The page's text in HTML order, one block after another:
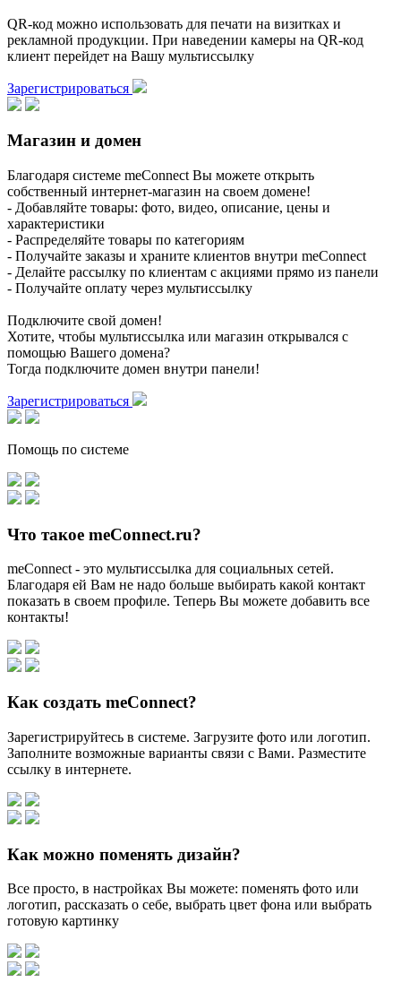
QR-код можно использовать для печати на визитках и
рекламной продукции. При наведении камеры на QR-код
клиент перейдет на Вашу мультиссылку
Зарегистрироваться
Магазин и домен
Благодаря системе meConnect Вы можете открыть
собственный интернет-магазин на своем домене!
- Добавляйте товары: фото, видео, описание, цены и
характеристики
- Распределяйте товары по категориям
- Получайте заказы и храните клиентов внутри meConnect
- Делайте рассылку по клиентам с акциями прямо из панели
- Получайте оплату через мультиссылку
Подключите свой домен!
Хотите, чтобы мультиссылка или магазин открывался с
помощью Вашего домена?
Тогда подключите домен внутри панели!
Зарегистрироваться
Помощь по системе
Что такое meConnect.ru?
meConnect - это мультиссылка для социальных сетей.
Благодаря ей Вам не надо больше выбирать какой контакт
показать в своем профиле. Теперь Вы можете добавить все
контакты!
Как создать meConnect?
Зарегистрируйтесь в системе. Загрузите фото или логотип.
Заполните возможные варианты связи с Вами. Разместите
ссылку в интернете.
Как можно поменять дизайн?
Все просто, в настройках Вы можете: поменять фото или
логотип, рассказать о себе, выбрать цвет фона или выбрать
готовую картинку